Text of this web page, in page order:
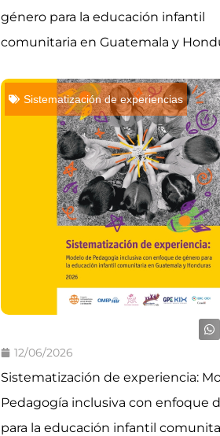
género para la educación infantil
comunitaria en Guatemala y
Sistematización de experiencias
12/06/2026
Sistematización de experiencia:
Pedagogía inclusiva con enfoque
para la educación infantil